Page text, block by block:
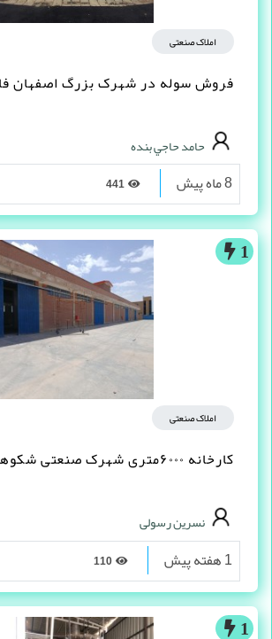
املاک صنعتی
فروش سوله در شهرک بزرگ اصفهان
حامد حاجي بنده
8 ماه پیش
1
املاک صنعتی
کارخانه ۶۰۰۰متری شهرک صنعتی شکوهیه قم
نسرین رسولی
1 هفته پیش
1